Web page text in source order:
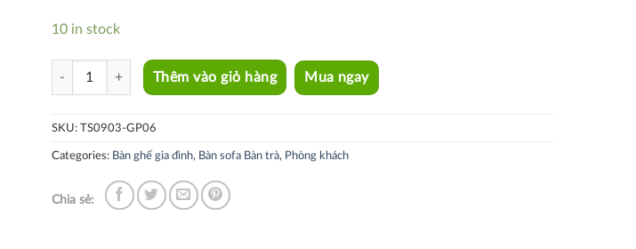
10 in stock
TS0903-GP06 quantity
Thêm vào giỏ hàng Mua ngay
SKU: TS0903-GP06
Categories: Bàn ghế gia đình, Bàn sofa Bàn trà, Phòng khách
Chia sẻ: